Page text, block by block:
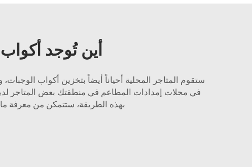
أين تُوجد
ستقوم المتاجر المحلية أحياناً أيضاً بتخزين أكواب
في محلات إمدادات المطاعم في منطقتك بعض المتاجر
بهذه الطريقة، ستتمكن من معرفة